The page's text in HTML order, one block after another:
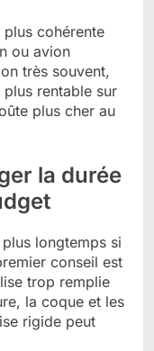
plus cohérente
ou avion
très souvent,
rentable sur
plus cher au
la durée
longtemps si
conseil est
trop remplie
la coque et les
rigide peut